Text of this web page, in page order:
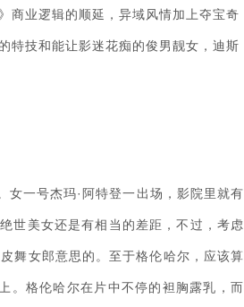
业逻辑的顺延，异域风情加上夺宝奇
特技和能让影迷花痴的俊男靓女，迪斯
一号杰玛·阿特登一出场，影院里就有
世美女还是有相当的差距，不过，考虑
舞女郎意思的。至于格伦哈尔，应该算
。格伦哈尔在片中不停的袒胸露乳，而